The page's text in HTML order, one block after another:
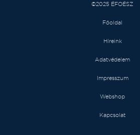
©2025 ÉFOÉSZ
Főoldal
Híreink
Adatvédelem
Impresszum
Webshop
Kapcsolat